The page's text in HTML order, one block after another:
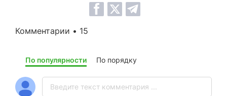
Комментарии • 15
По популярности По порядку